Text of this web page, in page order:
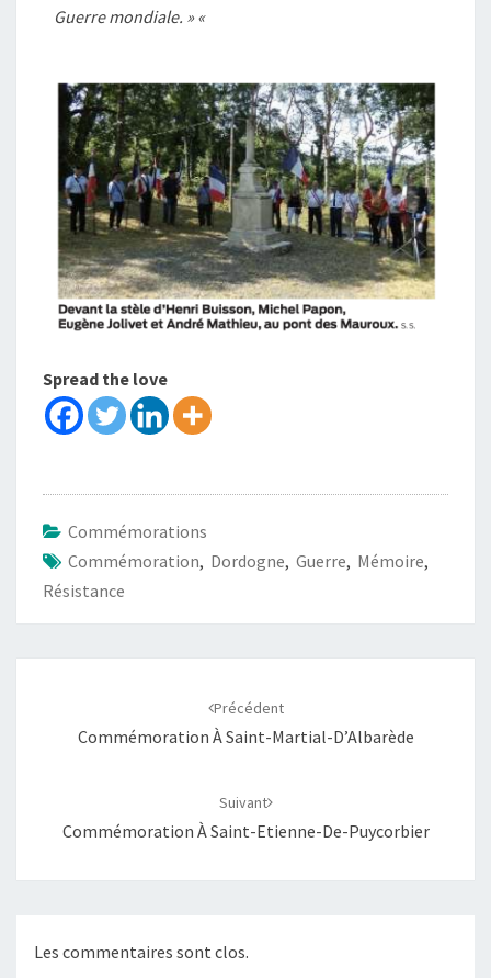
Guerre mondiale. » «
Spread the love
Commémorations
Commémoration, Dordogne, Guerre, Mémoire,
Résistance
Précédent
Commémoration À Saint-Martial-D’Albarède
Suivant
Commémoration À Saint-Etienne-De-Puycorbier
Les commentaires sont clos.